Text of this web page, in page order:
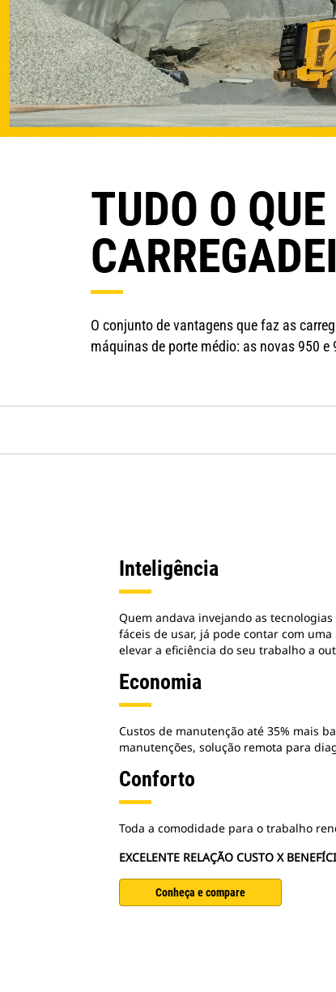
TUDO O
O conjunto de vantagens que faz as
máquinas de porte médio: as novas 950 e
Inteligência
Quem andava invejando as
fáceis de usar, já pode contar com
elevar a eficiência do seu trabalho a
Economia
Custos de manutenção até 35% mais
manutenções, solução remota para
Conforto
Toda a comodidade para o trabalho
EXCELENTE RELAÇÃO CUSTO X
Conheça e compare